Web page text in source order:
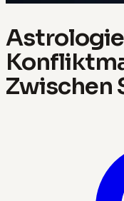
Zwischen